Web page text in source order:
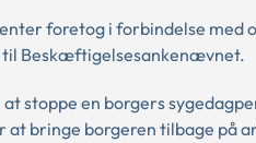
foretog i forbindelse
til Beskæftigelsesankenævnet.
stoppe en borgers
bringe borgeren tilbage på